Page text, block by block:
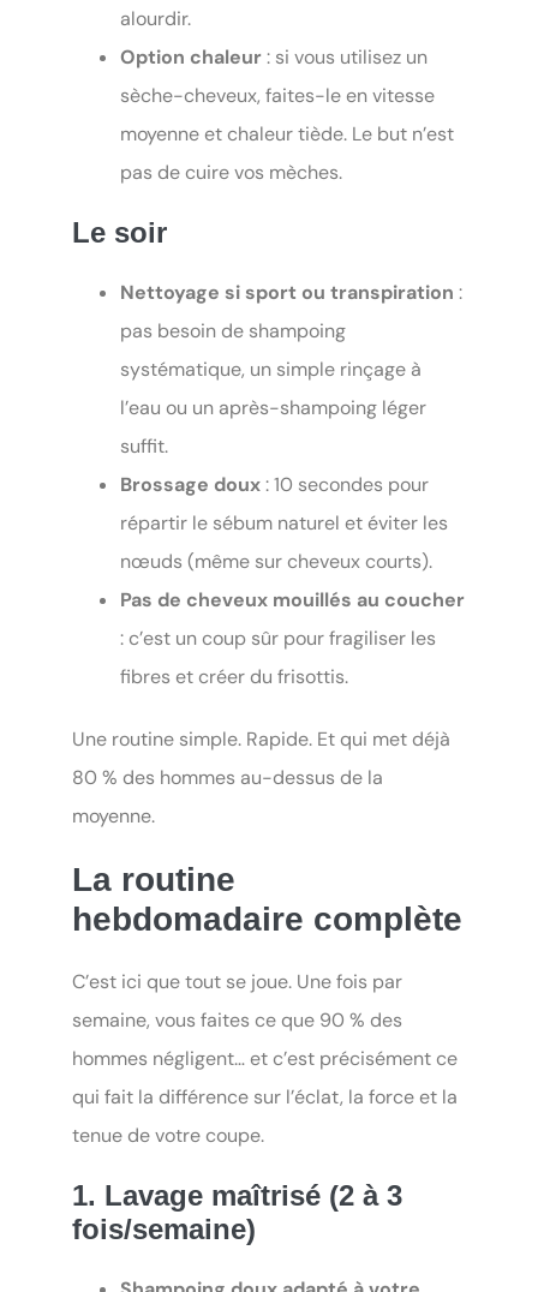
alourdir.
Option chaleur: si vous utilisez un
sèche-cheveux, faites-le en vitesse
moyenne et chaleur tiède. Le but n’est
pas de cuire vos mèches.
Le soir
Nettoyage si sport ou transpiration :
pas besoin de shampoing
systématique, un simple rinçage à
l’eau ou un après-shampoing léger
suffit.
Brossage doux: 10 secondes pour
répartir le sébum naturel et éviter les
nœuds (même sur cheveux courts).
Pas de cheveux mouillés au coucher
: c’est un coup sûr pour fragiliser les
fibres et créer du frisottis.
Une routine simple. Rapide. Et qui met déjà
80 % des hommes au-dessus de la
moyenne.
La routine
hebdomadaire complète
C’est ici que tout se joue. Une fois par
semaine, vous faites ce que 90 % des
hommes négligent… et c’est précisément ce
qui fait la différence sur l’éclat, la force et la
tenue de votre coupe.
1. Lavage maîtrisé (2 à 3
fois/semaine)